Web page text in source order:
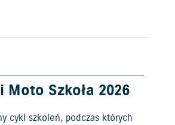
Szkoła 2026
cykl szkoleń, podczas których